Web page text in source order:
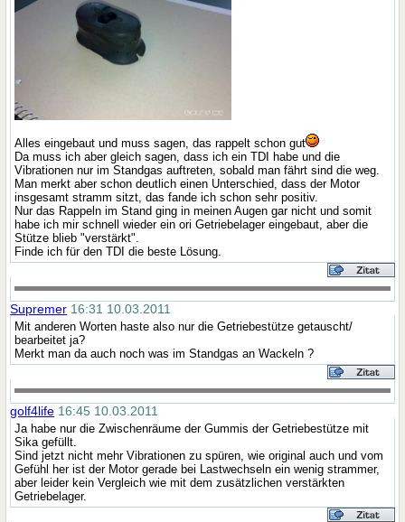
Alles eingebaut und muss sagen, das rappelt schon gut
Da muss ich aber gleich sagen, dass ich ein TDI habe und die
Vibrationen nur im Standgas auftreten, sobald man fährt sind die weg.
Man merkt aber schon deutlich einen Unterschied, dass der Motor
insgesamt stramm sitzt, das fande ich schon sehr positiv.
Nur das Rappeln im Stand ging in meinen Augen gar nicht und somit
habe ich mir schnell wieder ein ori Getriebelager eingebaut, aber die
Stütze blieb "verstärkt".
Finde ich für den TDI die beste Lösung.
Supremer 16:31 10.03.2011
Mit anderen Worten haste also nur die Getriebestütze getauscht/
bearbeitet ja?
Merkt man da auch noch was im Standgas an Wackeln ?
golf4life 16:45 10.03.2011
Ja habe nur die Zwischenräume der Gummis der Getriebestütze mit
Sika gefüllt.
Sind jetzt nicht mehr Vibrationen zu spüren, wie original auch und vom
Gefühl her ist der Motor gerade bei Lastwechseln ein wenig strammer,
aber leider kein Vergleich wie mit dem zusätzlichen verstärkten
Getriebelager.